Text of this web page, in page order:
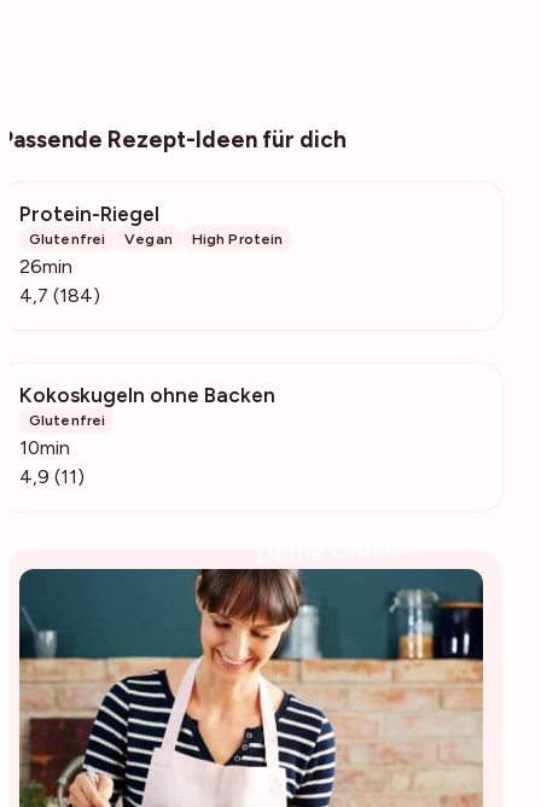
Passende Rezept-Ideen für dich
Protein-Riegel
Glutenfrei Vegan High Protein
26min
4,7 (184)
Kokoskugeln ohne Backen
Glutenfrei
10min
4,9 (11)